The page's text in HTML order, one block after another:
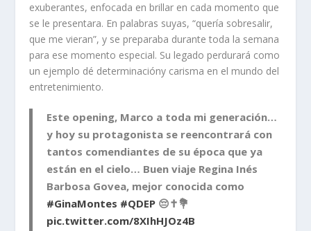
exuberantes, enfocada en brillar en cada momento que
se le presentara. En palabras suyas, “quería sobresalir,
que me vieran”, y se preparaba durante toda la semana
para ese momento especial. Su legado perdurará como
un ejemplo dé determinacióny carisma en el mundo del
entretenimiento.
Este opening, Marco a toda mi generación…
y hoy su protagonista se reencontrará con
tantos comendiantes de su época que ya
están en el cielo… Buen viaje Regina Inés
Barbosa Govea, mejor conocida como
#GinaMontes #QDEP 😔✝️💐
pic.twitter.com/8XIhHJOz4B